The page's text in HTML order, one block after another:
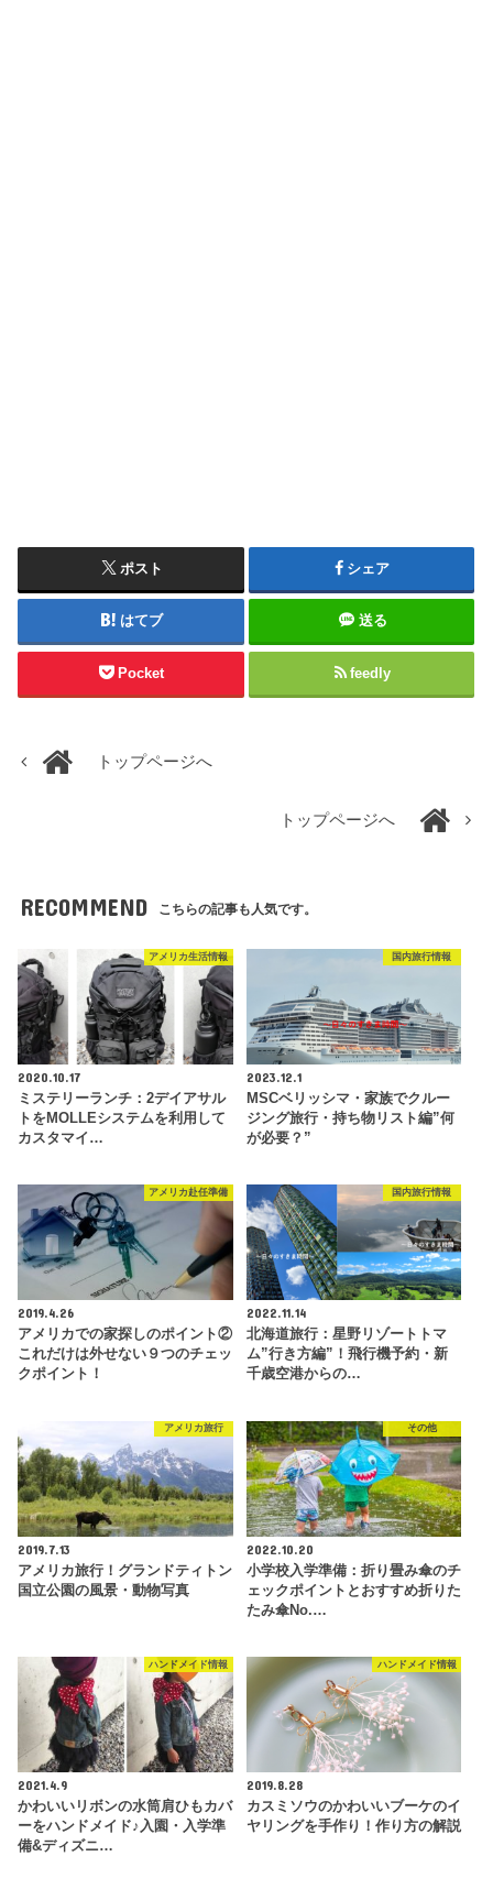
ポスト シェア
はてブ 送る
Pocket feedly
トップページへ
トップページへ
RECOMMEND こちらの記事も人気です。
アメリカ生活情報
2020.10.17
ミステリーランチ：2デイアサル
トをMOLLEシステムを利用して
カスタマイ…
国内旅行情報
2023.12.1
MSCベリッシマ・家族でクルー
ジング旅行・持ち物リスト編”何
が必要？”
アメリカ赴任準備
2019.4.26
アメリカでの家探しのポイント②
これだけは外せない９つのチェッ
クポイント！
国内旅行情報
2022.11.14
北海道旅行：星野リゾートトマ
ム”行き方編”！飛行機予約・新
千歳空港からの…
アメリカ旅行
2019.7.13
アメリカ旅行！グランドティトン
国立公園の風景・動物写真
その他
2022.10.20
小学校入学準備：折り畳み傘のチ
ェックポイントとおすすめ折りた
たみ傘No.…
ハンドメイド情報
2021.4.9
かわいいリボンの水筒肩ひもカバ
ーをハンドメイド♪入園・入学準
備&ディズニ…
ハンドメイド情報
2019.8.28
カスミソウのかわいいブーケのイ
ヤリングを手作り！作り方の解説